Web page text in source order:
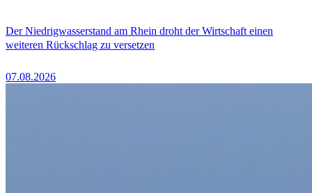
Der Niedrigwasserstand am Rhein droht der Wirtschaft einen
weiteren Rückschlag zu versetzen
07.08.2026